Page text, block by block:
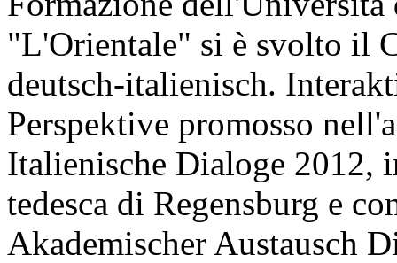
"L'Orientale" si è svolto il
deutsch-italienisch.
Perspektive promosso
Italienische Dialoge 2012,
tedesca di Regensburg e
Akademischer Austausch